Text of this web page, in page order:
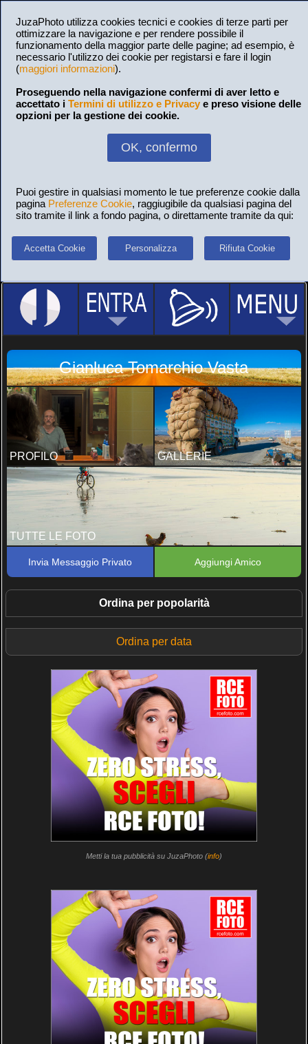
JuzaPhoto utilizza cookies tecnici e cookies di terze parti per
ottimizzare la navigazione e per rendere possibile il
funzionamento della maggior parte delle pagine; ad esempio, è
necessario l'utilizzo dei cookie per registarsi e fare il login
(maggiori informazioni).
Proseguendo nella navigazione confermi di aver letto e
accettato i Termini di utilizzo e Privacy e preso visione delle
opzioni per la gestione dei cookie.
OK, confermo
Puoi gestire in qualsiasi momento le tue preferenze cookie dalla
pagina Preferenze Cookie, raggiugibile da qualsiasi pagina del
sito tramite il link a fondo pagina, o direttamente tramite da qui:
Accetta Cookie Personalizza Rifiuta Cookie
Gianluca Tomarchio Vasta
PROFILO GALLERIE
TUTTE LE FOTO
Invia Messaggio Privato Aggiungi Amico
Ordina per popolarità
Ordina per data
Metti la tua pubblicità su JuzaPhoto (info)